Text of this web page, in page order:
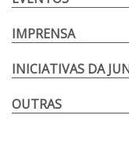
IMPRENSA
INICIATIVAS DA
OUTRAS